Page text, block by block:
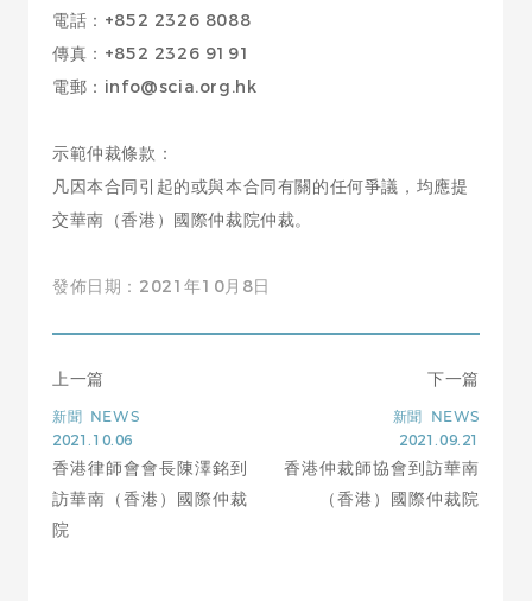
電話：+852 2326 8088
傳真：+852 2326 9191
電郵：info@scia.org.hk
示範仲裁條款：
凡因本合同引起的或與本合同有關的任何爭議，均應提
交華南（香港）國際仲裁院仲裁。
發佈日期：2021年10月8日
上一篇
新聞 NEWS
2021.10.06
香港律師會會長陳澤銘到
訪華南（香港）國際仲裁
院
下一篇
新聞
NEWS
2021.09.21
香港仲裁師協會到訪華南
（香港）國際仲裁院